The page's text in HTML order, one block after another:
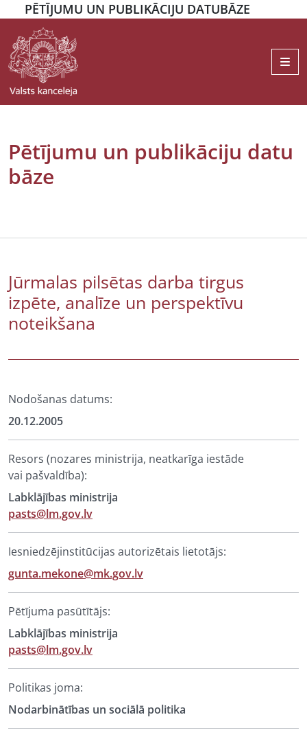
PĒTĪJUMU UN PUBLIKĀCIJU DATUBĀZE
Pētījumu un publikāciju datu
bāze
Jūrmalas pilsētas darba tirgus
izpēte, analīze un perspektīvu
noteikšana
Nodošanas datums:
20.12.2005
Resors (nozares ministrija, neatkarīga iestāde
vai pašvaldība):
Labklājības ministrija
pasts@lm.gov.lv
Iesniedzējinstitūcijas autorizētais lietotājs:
gunta.mekone@mk.gov.lv
Pētījuma pasūtītājs:
Labklājības ministrija
pasts@lm.gov.lv
Politikas joma:
Nodarbinātības un sociālā politika